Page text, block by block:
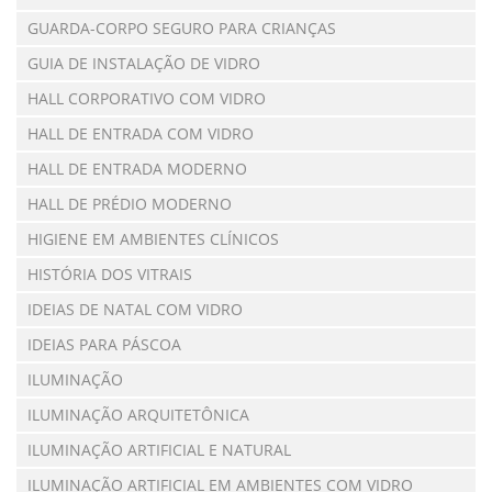
GUARDA-CORPO SEGURO PARA CRIANÇAS
GUIA DE INSTALAÇÃO DE VIDRO
HALL CORPORATIVO COM VIDRO
HALL DE ENTRADA COM VIDRO
HALL DE ENTRADA MODERNO
HALL DE PRÉDIO MODERNO
HIGIENE EM AMBIENTES CLÍNICOS
HISTÓRIA DOS VITRAIS
IDEIAS DE NATAL COM VIDRO
IDEIAS PARA PÁSCOA
ILUMINAÇÃO
ILUMINAÇÃO ARQUITETÔNICA
ILUMINAÇÃO ARTIFICIAL E NATURAL
ILUMINAÇÃO ARTIFICIAL EM AMBIENTES COM VIDRO